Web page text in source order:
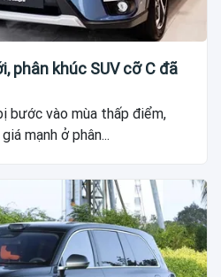
phân khúc SUV cỡ C đã
bước vào mùa thấp điểm,
mạnh ở phân...